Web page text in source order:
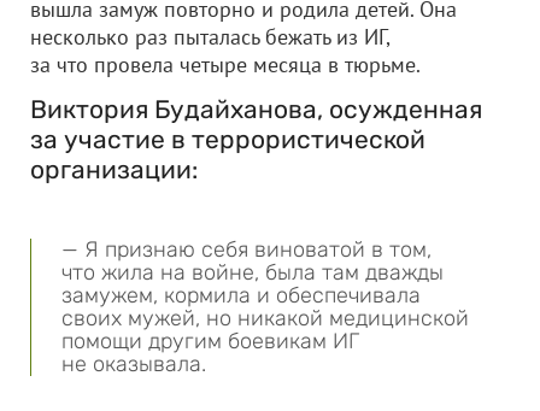
вышла замуж повторно и родила детей. Она
несколько раз пыталась бежать из ИГ,
за что провела четыре месяца в тюрьме.
Виктория Будайханова, осужденная
за участие в террористической
организации:
— Я признаю себя виноватой в том,
что жила на войне, была там дважды
замужем, кормила и обеспечивала
своих мужей, но никакой медицинской
помощи другим боевикам ИГ
не оказывала.